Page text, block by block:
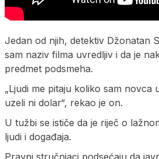
Jedan od njih, detektiv Džonatan
sam naziv filma uvredljiv i da je
predmet podsmeha.
„Ljudi me pitaju koliko sam novca
uzeli ni dolar“, rekao je on.
U tužbi se ističe da je riječ o
ljudi i događaja.